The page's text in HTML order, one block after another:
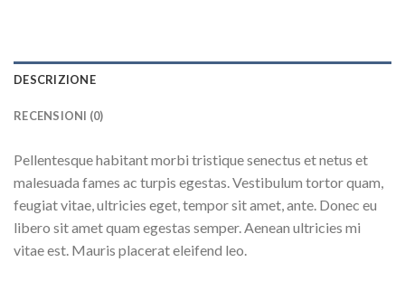
DESCRIZIONE
RECENSIONI (0)
Pellentesque habitant morbi tristique senectus et netus et
malesuada fames ac turpis egestas. Vestibulum tortor quam,
feugiat vitae, ultricies eget, tempor sit amet, ante. Donec eu
libero sit amet quam egestas semper. Aenean ultricies mi
vitae est. Mauris placerat eleifend leo.